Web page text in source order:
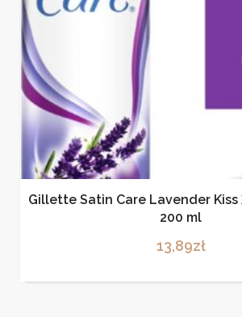
Gillette Satin Care Lavender
200 ml
13,89zł